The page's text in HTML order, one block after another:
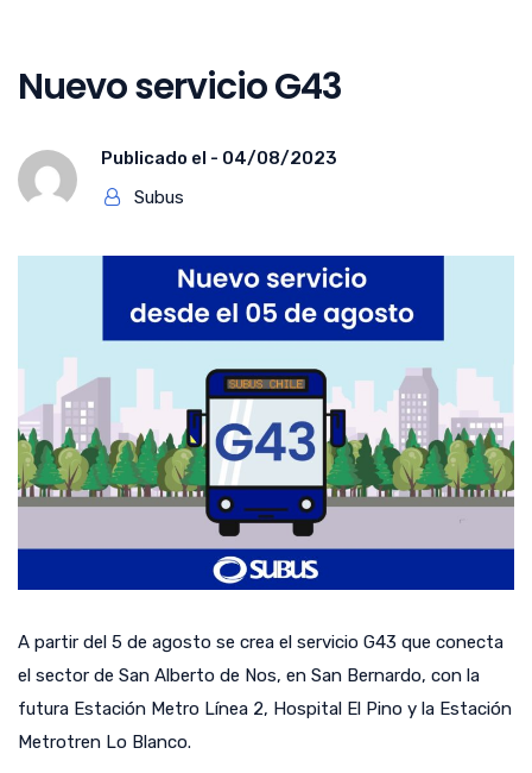
Nuevo servicio G43
Publicado el - 04/08/2023
Subus
A partir del 5 de agosto se crea el servicio G43 que conecta
el sector de San Alberto de Nos, en San Bernardo, con la
futura Estación Metro Línea 2, Hospital El Pino y la Estación
Metrotren Lo Blanco.